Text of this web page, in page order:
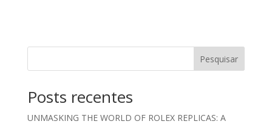
Pesquisar
Posts recentes
UNMASKING THE WORLD OF ROLEX REPLICAS: A